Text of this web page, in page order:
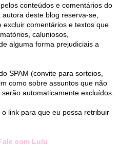
conteúdos e comentários do
deste blog reserva-se,
excluir comentários e textos que
caluniosos,
alguma forma prejudiciais a
SPAM (convite para sorteios,
como sobre assuntos que não
automaticamente excluídos.
link para que eu possa retribuir
com Lulu